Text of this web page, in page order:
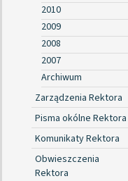
2010
2009
2008
2007
Archiwum
Zarządzenia Rektora
Pisma okólne Rektora
Komunikaty Rektora
Obwieszczenia
Rektora